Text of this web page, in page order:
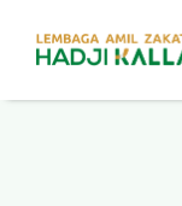
content